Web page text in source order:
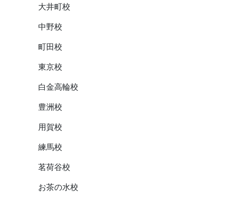
大井町校
中野校
町田校
東京校
白金高輪校
豊洲校
用賀校
練馬校
茗荷谷校
お茶の水校